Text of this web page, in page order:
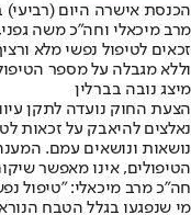
הכנסת אישרה היום
מרב מיכאלי וחה״כ משה
זכאים לטיפול נפשי מלא
וללא מגבלה על מספר
מיצג נובה בברלין
הצעת החוק נועדה לתקן
נאלצים להיאבק על זכאות
נושאות ונושאים עמם.
הטיפולים, אינו מאפשר
חה״כ מרב מיכאלי: ״טיפול
מי שנפגעו בגלל הטבח